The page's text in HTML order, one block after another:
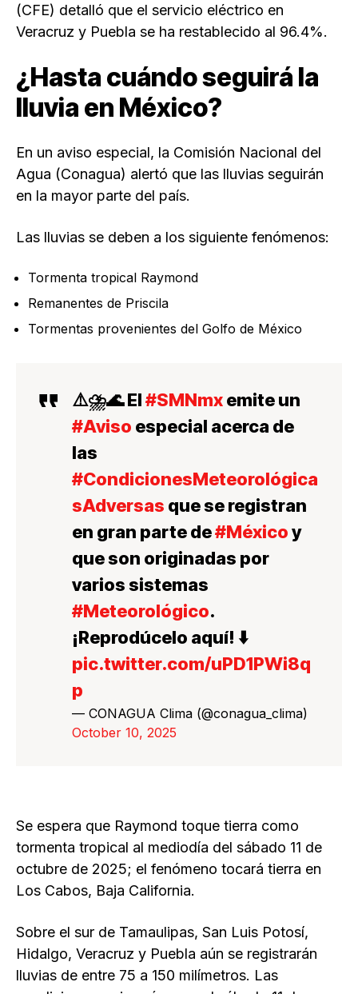
(CFE) detalló que el servicio eléctrico en
Veracruz y Puebla se ha restablecido al 96.4%.
¿Hasta cuándo seguirá la
lluvia en México?
En un aviso especial, la Comisión Nacional del
Agua (Conagua) alertó que las lluvias seguirán
en la mayor parte del país.
Las lluvias se deben a los siguiente fenómenos:
Tormenta tropical Raymond
Remanentes de Priscila
Tormentas provenientes del Golfo de México
⚠️⛈️🌊 El#SMNmxemite un
#Aviso especial acerca de
las
#CondicionesMeteorológica
sAdversas que se registran
en gran parte de#Méxicoy
que son originadas por
varios sistemas
#Meteorológico.
¡Reprodúcelo aquí! ⬇️
pic.twitter.com/uPD1PWi8q
p
— CONAGUA Clima (@conagua_clima)
October 10, 2025
Se espera que Raymond toque tierra como
tormenta tropical al mediodía del sábado 11 de
octubre de 2025; el fenómeno tocará tierra en
Los Cabos, Baja California.
Sobre el sur de Tamaulipas, San Luis Potosí,
Hidalgo, Veracruz y Puebla aún se registrarán
lluvias de entre 75 a 150 milímetros. Las